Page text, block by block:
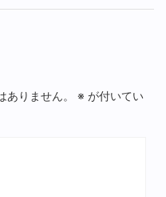
りません。 ※ が付いてい